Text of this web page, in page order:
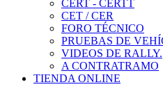
CERT - CERTT
CET / CER
FORO TÉCNICO
PRUEBAS DE
VIDEOS DE RALLY.
A CONTRATRAMO
TIENDA ONLINE